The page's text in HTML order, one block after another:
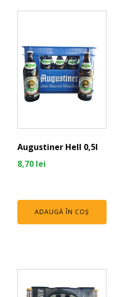
Augustiner Hell 0,5l
8,70 lei
ADAUGĂ ÎN COȘ